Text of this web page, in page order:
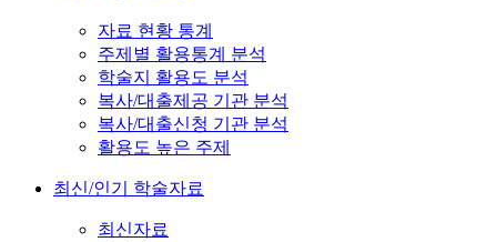
자료 현황 통계
주제별 활용통계 분석
학술지 활용도 분석
복사/대출제공 기관 분석
복사/대출신청 기관 분석
활용도 높은 주제
최신/인기 학술자료
최신자료